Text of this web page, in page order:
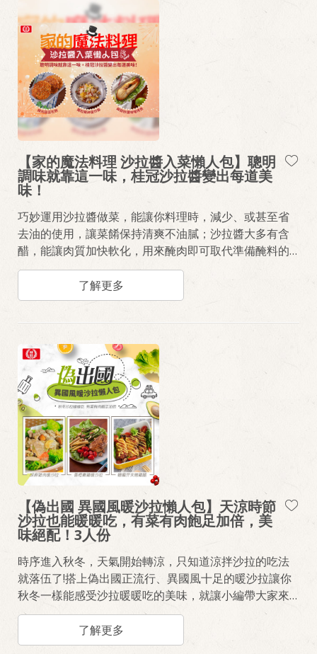
【家的魔法料理 沙拉醬入菜懶人包】聰明
調味就靠這一味，桂冠沙拉醬變出每道美
味！
巧妙運用沙拉醬做菜，能讓你料理時，減少、或甚至省
去油的使用，讓菜餚保持清爽不油膩；沙拉醬大多有含
醋，能讓肉質加快軟化，用來醃肉即可取代準備醃料的
繁瑣程序，讓肉質更滑嫩。不同風味的沙拉醬，不僅能
中和原本單調的調味，更可以輕鬆變換料理菜色，讓味
道更豐富、口感滑順有層次，直接省去瓶瓶罐罐的調味
準備，輕鬆就能做出最美味的料理。
了解更多
【偽出國 異國風暖沙拉懶人包】天涼時節
沙拉也能暖暖吃，有菜有肉飽足加倍，美
味絕配！3人份
時序進入秋冬，天氣開始轉涼，只知道涼拌沙拉的吃法
就落伍了!搭上偽出國正流行、異國風十足的暖沙拉讓你
秋冬一樣能感受沙拉暖暖吃的美味，就讓小編帶大家來
一趟舌尖上的旅行！
了解更多